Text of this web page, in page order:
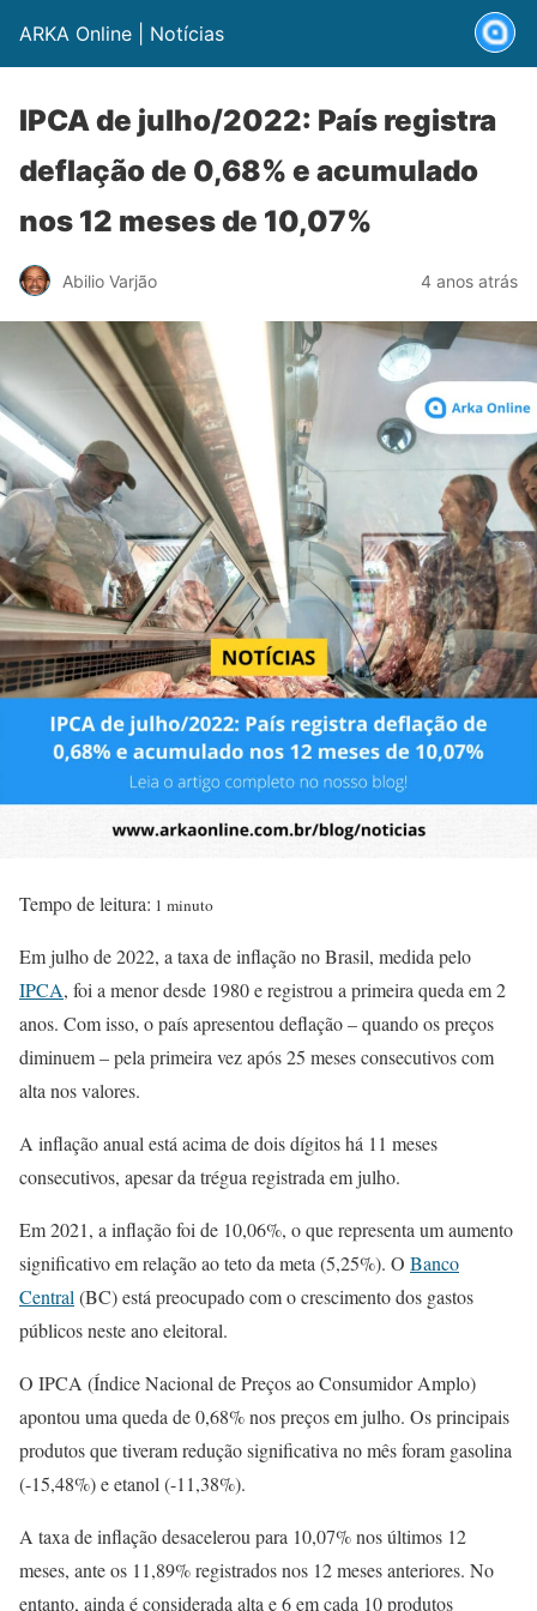
ARKA Online | Notícias
IPCA de julho/2022: País registra
deflação de 0,68% e acumulado
nos 12 meses de 10,07%
Abilio Varjão 4 anos atrás
Tempo de leitura: 1 minuto
Em julho de 2022, a taxa de inflação no Brasil, medida pelo
IPCA, foi a menor desde 1980 e registrou a primeira queda em 2
anos. Com isso, o país apresentou deflação – quando os preços
diminuem – pela primeira vez após 25 meses consecutivos com
alta nos valores.
A inflação anual está acima de dois dígitos há 11 meses
consecutivos, apesar da trégua registrada em julho.
Em 2021, a inflação foi de 10,06%, o que representa um aumento
significativo em relação ao teto da meta (5,25%). O Banco
Central (BC) está preocupado com o crescimento dos gastos
públicos neste ano eleitoral.
O IPCA (Índice Nacional de Preços ao Consumidor Amplo)
apontou uma queda de 0,68% nos preços em julho. Os principais
produtos que tiveram redução significativa no mês foram gasolina
(-15,48%) e etanol (-11,38%).
A taxa de inflação desacelerou para 10,07% nos últimos 12
meses, ante os 11,89% registrados nos 12 meses anteriores. No
entanto, ainda é considerada alta e 6 em cada 10 produtos